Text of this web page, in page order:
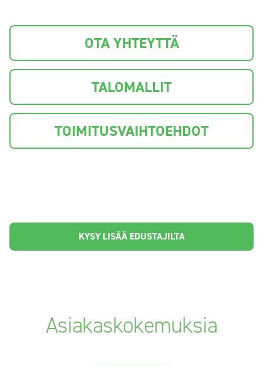
OTA YHTEYTTÄ
TALOMALLIT
TOIMITUSVAIHTOEHDOT
KYSY LISÄÄ EDUSTAJILTA
Asiakaskokemuksia